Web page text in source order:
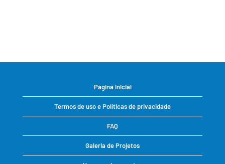
Página inicial
Termos de uso e Políticas de privacidade
FAQ
Galeria de Projetos